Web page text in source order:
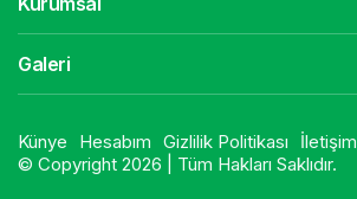
Galeri
Künye Hesabım Gizlilik Politikası
İletişim
© Copyright 2026 | Tüm Hakları Saklıdır.